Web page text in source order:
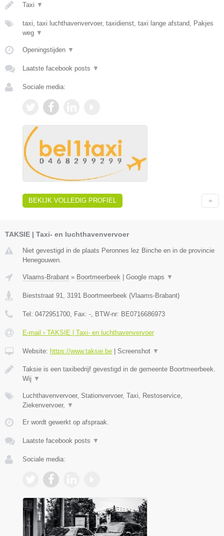
Taxi ▼
taxi, taxi luchthavenvervoer, taxidienst, taxi lange afstand, Pakjes
weg ▼
Openingstijden ▼
Laatste facebook posts ▼
Sociale media:
BEKIJK VOLLEDIG PROFIEL
TAKSIE | Taxi- en luchthavenvervoer
Niet gevestigd in de plaats Peronnes lez Binche en in de provincie
Henegouwen.
Vlaams-Brabant » Boortmeerbeek | Google maps ▼
Bieststraat 91 3191 Boortmeerbeek (Vlaams-Brabant)
Tel: 0472951700 , Fax: - , BTW-nr: BE0716686973
E-mail › TAKSIE | Taxi- en luchthavenvervoer
Website: https://www.taksie.be | Screenshot ▼
Taksie is een taxibedrijf gevestigd in de gemeente Boortmeerbeek.
Wij ▼
Luchthavenvervoer, Stationvervoer, Taxi, Restoservice,
Ziekenvervoer,
▼
Er wordt gewerkt op afspraak.
Laatste facebook posts ▼
Sociale media: